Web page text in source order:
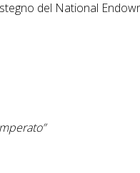
del National